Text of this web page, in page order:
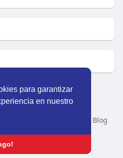
para garantizar
en nuestro
Perú Activo
Blog
Idioma